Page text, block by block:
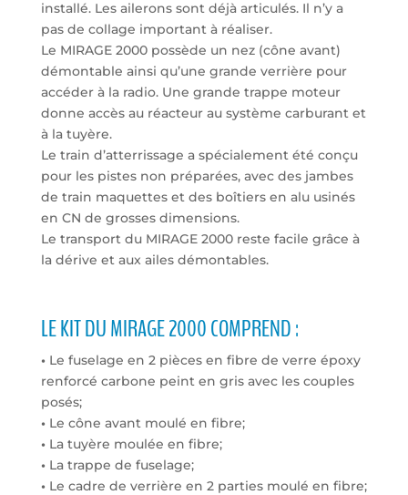
installé. Les ailerons sont déjà articulés. Il n’y a
pas de collage important à réaliser.
Le MIRAGE 2000 possède un nez (cône avant)
démontable ainsi qu’une grande verrière pour
accéder à la radio. Une grande trappe moteur
donne accès au réacteur au système carburant et
à la tuyère.
Le train d’atterrissage a spécialement été conçu
pour les pistes non préparées, avec des jambes
de train maquettes et des boîtiers en alu usinés
en CN de grosses dimensions.
Le transport du MIRAGE 2000 reste facile grâce à
la dérive et aux ailes démontables.
LE KIT DU MIRAGE 2000 COMPREND :
• Le fuselage en 2 pièces en fibre de verre époxy
renforcé carbone peint en gris avec les couples
posés;
• Le cône avant moulé en fibre;
• La tuyère moulée en fibre;
• La trappe de fuselage;
• Le cadre de verrière en 2 parties moulé en fibre;